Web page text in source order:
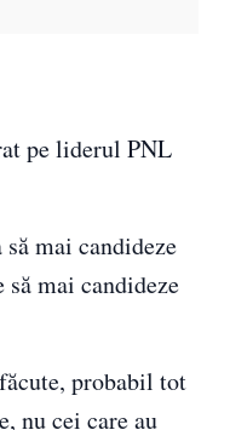
pe liderul PNL
mai candideze
mai candideze
probabil tot
nu cei care au